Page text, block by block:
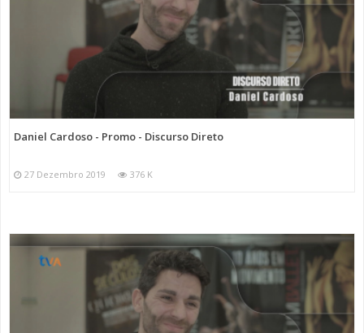
Daniel Cardoso - Promo - Discurso Direto
27 Dezembro 2019 376 K